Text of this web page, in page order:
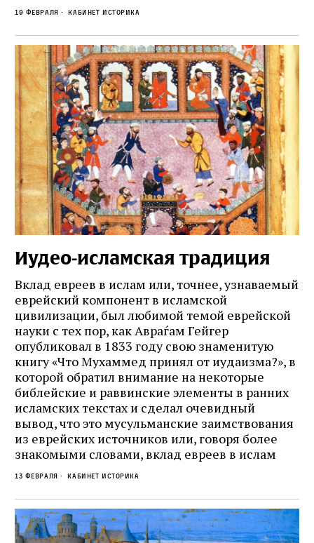
19 февраля Кабинет историка
Иудео‑исламская традиция
Вклад евреев в ислам или, точнее, узнаваемый
еврейский компонент в исламской
цивилизации, был любимой темой еврейской
науки с тех пор, как Авраѓам Гейгер
опубликовал в 1833 году свою знаменитую
книгу «Что Мухаммед принял от иудаизма?», в
которой обратил внимание на некоторые
библейские и раввинские элементы в ранних
исламских текстах и сделал очевидный
вывод, что это мусульманские заимствования
из еврейских источников или, говоря более
знакомыми словами, вклад евреев в ислам
13 февраля Кабинет историка